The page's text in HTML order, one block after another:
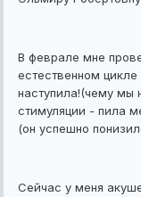
В феврале мне
естественном
наступила!(чему мы
стимуляции - пила
(он успешно
Сейчас у меня